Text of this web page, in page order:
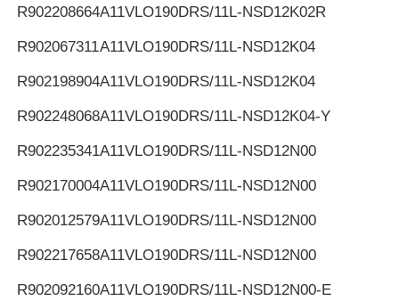
R902208664A11VLO190DRS/11L-NSD12K02R
R902067311A11VLO190DRS/11L-NSD12K04
R902198904A11VLO190DRS/11L-NSD12K04
R902248068A11VLO190DRS/11L-NSD12K04-Y
R902235341A11VLO190DRS/11L-NSD12N00
R902170004A11VLO190DRS/11L-NSD12N00
R902012579A11VLO190DRS/11L-NSD12N00
R902217658A11VLO190DRS/11L-NSD12N00
R902092160A11VLO190DRS/11L-NSD12N00-E